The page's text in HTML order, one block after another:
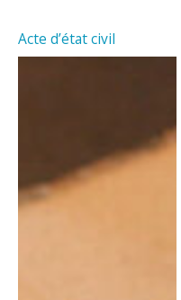
Acte d’état civil